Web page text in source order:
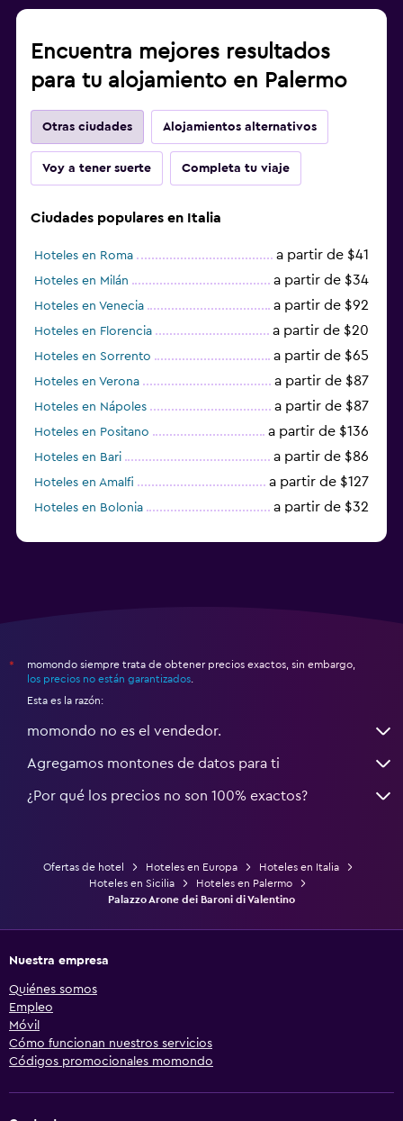
Encuentra mejores resultados
para tu alojamiento en Palermo
Otras ciudades Alojamientos alternativos
Voy a tener suerte Completa tu viaje
Ciudades populares en Italia
Hoteles en Roma a partir de $41
Hoteles en Milán a partir de $34
Hoteles en Venecia a partir de $92
Hoteles en Florencia a partir de $20
Hoteles en Sorrento a partir de $65
Hoteles en Verona a partir de $87
Hoteles en Nápoles a partir de $87
Hoteles en Positano a partir de $136
Hoteles en Bari a partir de $86
Hoteles en Amalfi a partir de $127
Hoteles en Bolonia a partir de $32
*
momondo siempre trata de obtener precios exactos, sin embargo,
los precios no están garantizados
Esta es la razón:
momondo no es el vendedor.
Agregamos montones de datos para ti
¿Por qué los precios no son 100% exactos?
Ofertas de hotel Hoteles en Europa
Hoteles en Italia
Hoteles en Sicilia
Hoteles en Palermo
Palazzo Arone dei Baroni di Valentino
Nuestra empresa
Quiénes somos
Empleo
Móvil
Cómo funcionan nuestros servicios
Códigos promocionales momondo